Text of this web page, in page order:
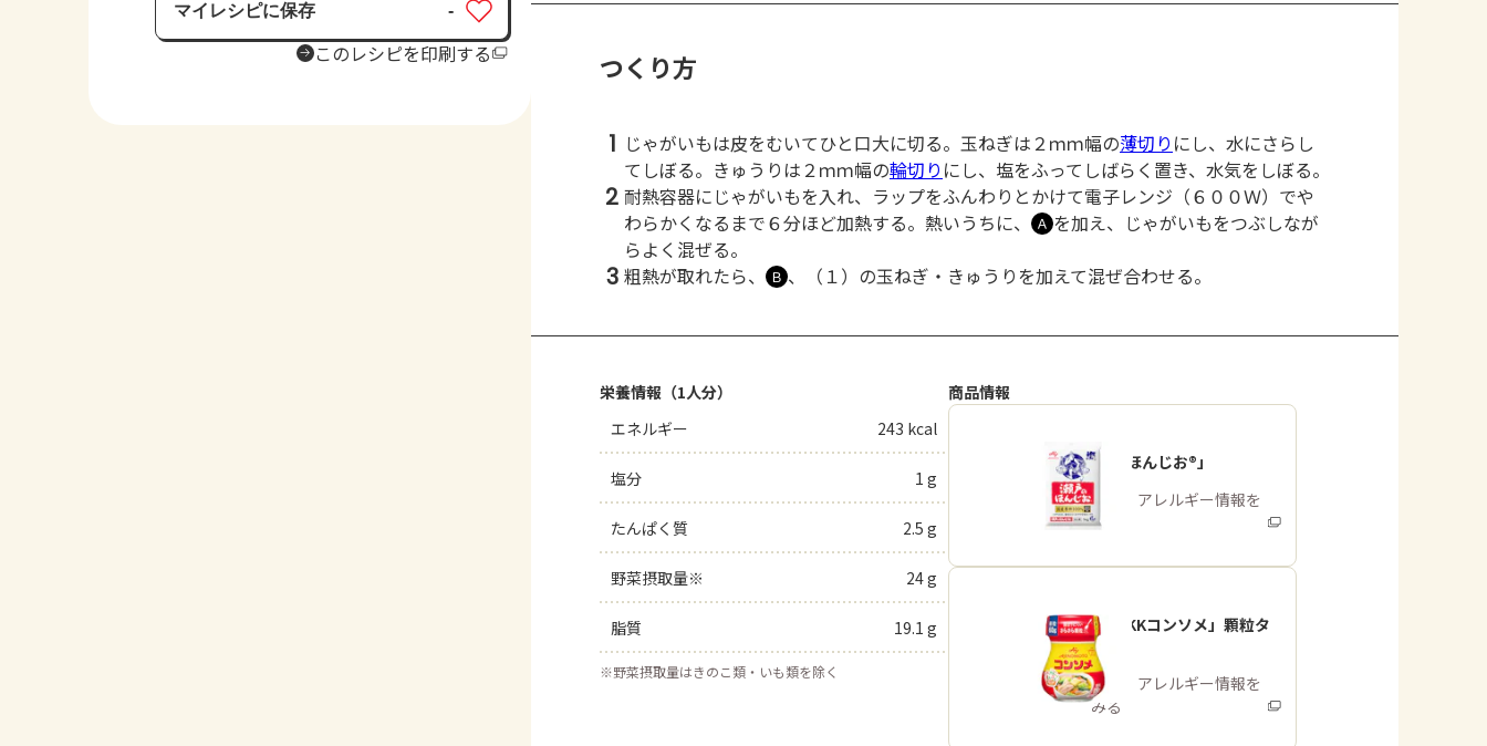
マイレシピに保存
保存済み
-
このレシピを印刷する つくり方
1 じゃがいもは皮をむいてひと口大に切る。玉ねぎは２ｍｍ幅の薄切り にし、水にさらし
てしぼる。きゅうりは２ｍｍ幅の輪切り にし、塩をふってしばらく置き、水気をしぼる。
2 耐熱容器にじゃがいもを入れ、ラップをふんわりとかけて電子レンジ（６００Ｗ）でや
わらかくなるまで６分ほど加熱する。熱いうちに、
Ａ を加え、じゃがいもをつぶしなが
らよく混ぜる。
3 粗熱が取れたら、 Ｂ 、（１）の玉ねぎ・きゅうりを加えて混ぜ合わせる。
栄養情報（1人分）
エネルギー
243 kcal
塩分 1 g
たんぱく質 2.5 g
野菜摂取量※ 24 g
脂質 19.1 g
※野菜摂取量はきのこ類・いも類を除く
商品情報
「瀬戸のほんじお®」
商品・アレルギー情報を
みる
「味の素KKコンソメ」顆粒タ
イプ
商品・アレルギー情報を
みる